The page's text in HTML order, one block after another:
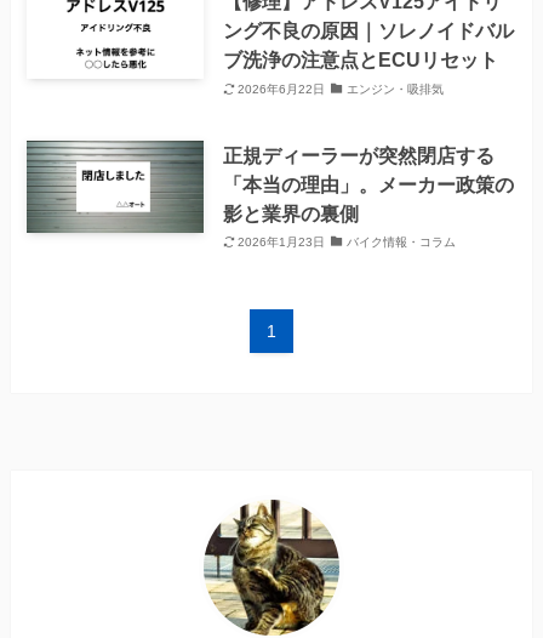
ング不良の原因｜ソレノイドバル
ブ洗浄の注意点とECUリセット
2026年6月22日 エンジン・吸排気
正規ディーラーが突然閉店する
「本当の理由」。メーカー政策の
影と業界の裏側
2026年1月23日 バイク情報・コラム
1